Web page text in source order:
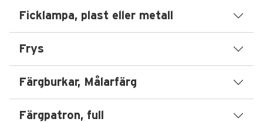
Ficklampa, plast eller metall
Frys
Färgburkar, Målarfärg
Färgpatron, full